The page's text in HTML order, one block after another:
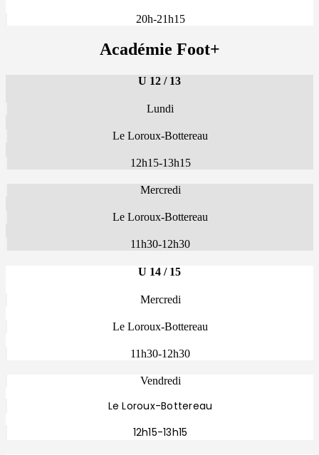
20h-21h15
Académie Foot+
U 12 / 13
Lundi
Le Loroux-Bottereau
12h15-13h15
Mercredi
Le Loroux-Bottereau
11h30-12h30
U 14 / 15
Mercredi
Le Loroux-Bottereau
11h30-12h30
Vendredi
Le Loroux-Bottereau
12h15-13h15